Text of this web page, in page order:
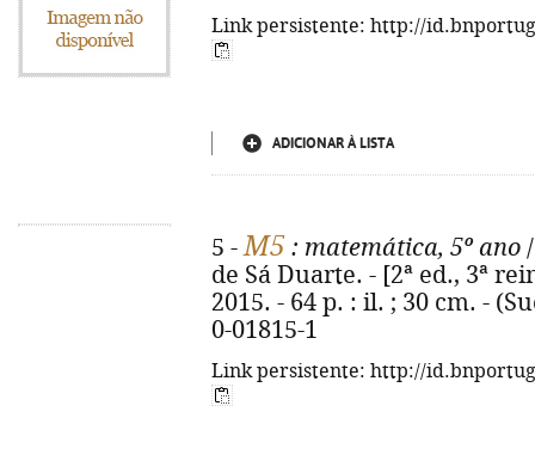
Link persistente: http://
ADICIONAR À LISTA
5 -M5 : matemática, 5º ano
de Sá Duarte. - [2ª ed., 3ª
2015. - 64 p. : il. ; 30 cm. -
0-01815-1
Link persistente: http://